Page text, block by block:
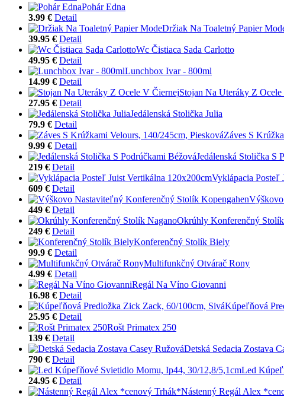
Pohár Edna
3.99 € Detail
Držiak Na Toaletný Papier
39.95 € Detail
Wc Čistiaca Sada Carlotto
49.95 € Detail
Lunchbox Ivar - 800ml
14.99 € Detail
Stojan Na Uteráky Z
27.95 € Detail
Jedálenská Stolička Julia
79.9 € Detail
Záves S
9.99 € Detail
Jedálenská Stolička S
219 € Detail
Vyklápacia Posteľ
609 € Detail
449 € Detail
Okrúhly Konferenčný
249 € Detail
Konferenčný Stolík Biely
99.9 € Detail
Multifunkčný Otvárač Rony
4.99 € Detail
Regál Na Víno Giovanni
16.98 € Detail
Kúpeľňová
25.95 € Detail
Rošt Primatex 250
139 € Detail
Detská Sedacia Zostava
790 € Detail
Led
24.95 € Detail
Nástenný Regál Alex